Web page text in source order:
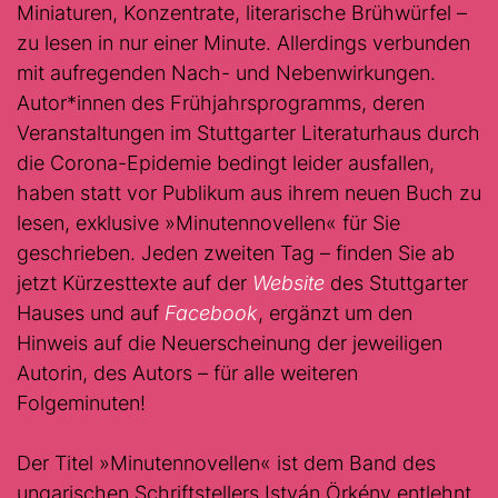
Miniaturen, Konzentrate, literarische Brühwürfel –
zu lesen in nur einer Minute. Allerdings verbunden
mit aufregenden Nach- und Nebenwirkungen.
Autor*innen des Frühjahrsprogramms, deren
Veranstaltungen im Stuttgarter Literaturhaus durch
die Corona-Epidemie bedingt leider ausfallen,
haben statt vor Publikum aus ihrem neuen Buch zu
lesen, exklusive »Minutennovellen« für Sie
geschrieben. Jeden zweiten Tag – finden Sie ab
jetzt Kürzesttexte auf der Website des Stuttgarter
Hauses und auf Facebook, ergänzt um den
Hinweis auf die Neuerscheinung der jeweiligen
Autorin, des Autors – für alle weiteren
Folgeminuten!
Der Titel »Minutennovellen« ist dem Band des
ungarischen Schriftstellers István Örkény entlehnt